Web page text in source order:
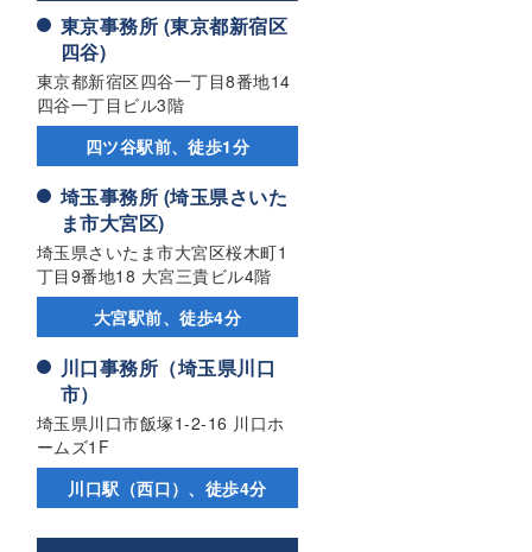
東京事務所 (東京都新宿区
四谷)
東京都新宿区四谷一丁目8番地14
四谷一丁目ビル3階
四ツ谷駅前、徒歩1分
埼玉事務所 (埼玉県さいた
ま市大宮区)
埼玉県さいたま市大宮区桜木町1
丁目9番地18 大宮三貴ビル4階
大宮駅前、徒歩4分
川口事務所（埼玉県川口
市）
埼玉県川口市飯塚1-2-16 川口ホ
ームズ1F
川口駅（西口）、徒歩4分